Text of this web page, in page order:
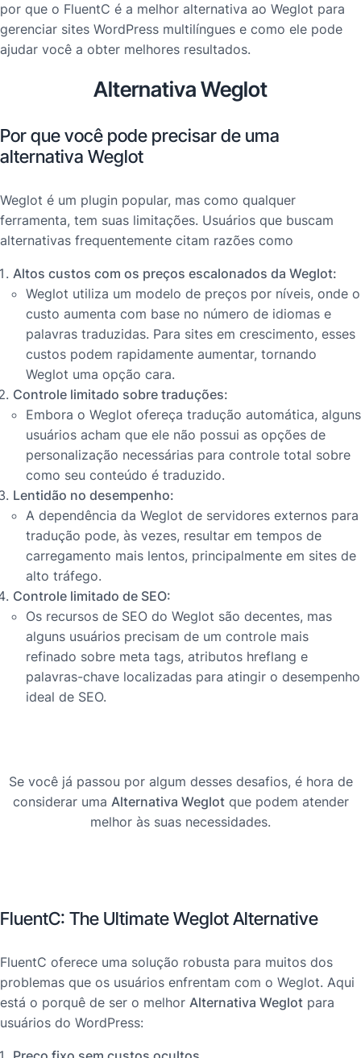
por que o FluentC é a melhor alternativa ao Weglot para
gerenciar sites WordPress multilíngues e como ele pode
ajudar você a obter melhores resultados.
Alternativa Weglot
Por que você pode precisar de uma
alternativa Weglot
Weglot é um plugin popular, mas como qualquer
ferramenta, tem suas limitações. Usuários que buscam
alternativas frequentemente citam razões como
Altos custos com os preços escalonados da Weglot:
Weglot utiliza um modelo de preços por níveis, onde o
custo aumenta com base no número de idiomas e
palavras traduzidas. Para sites em crescimento, esses
custos podem rapidamente aumentar, tornando
Weglot uma opção cara.
Controle limitado sobre traduções:
Embora o Weglot ofereça tradução automática, alguns
usuários acham que ele não possui as opções de
personalização necessárias para controle total sobre
como seu conteúdo é traduzido.
Lentidão no desempenho:
A dependência da Weglot de servidores externos para
tradução pode, às vezes, resultar em tempos de
carregamento mais lentos, principalmente em sites de
alto tráfego.
Controle limitado de SEO:
Os recursos de SEO do Weglot são decentes, mas
alguns usuários precisam de um controle mais
refinado sobre meta tags, atributos hreflang e
palavras-chave localizadas para atingir o desempenho
ideal de SEO.
Se você já passou por algum desses desafios, é hora de
considerar uma Alternativa Weglotque podem atender
melhor às suas necessidades.
FluentC: The Ultimate Weglot Alternative
FluentC oferece uma solução robusta para muitos dos
problemas que os usuários enfrentam com o Weglot. Aqui
está o porquê de ser o melhor Alternativa Weglot para
usuários do WordPress: